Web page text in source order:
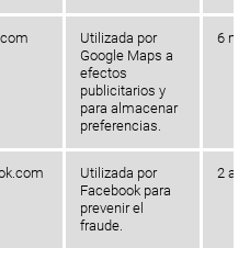
Utilizada por
Google Maps a
efectos
publicitarios y
para almacenar
preferencias.
6
Utilizada por
Facebook para
prevenir el
fraude.
2